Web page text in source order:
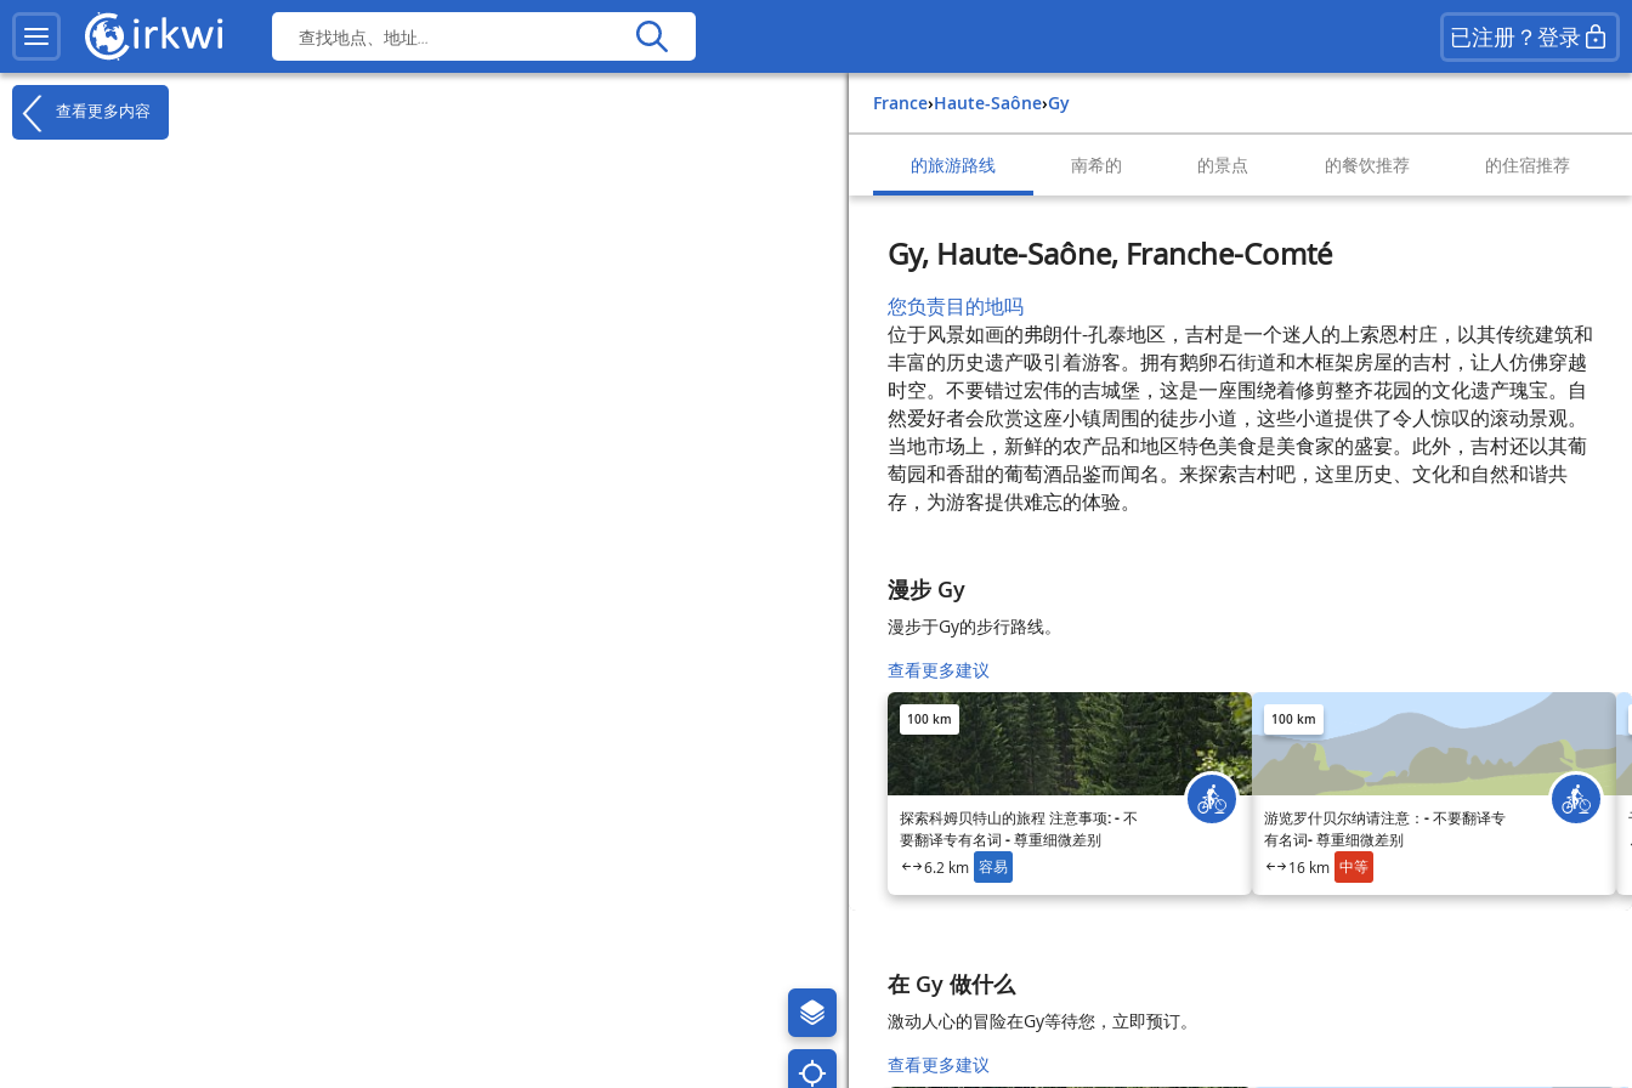
已注册？登录
查看更多内容 France› Haute-Saône› Gy
的旅游路线 南希的 的景点 的餐饮推荐 的住宿推荐
Gy, Haute-Saône, Franche-Comté
您负责目的地吗
位于风景如画的弗朗什-孔泰地区，吉村是一个迷人的上索恩村庄，以其传统建筑和
丰富的历史遗产吸引着游客。拥有鹅卵石街道和木框架房屋的吉村，让人仿佛穿越
时空。不要错过宏伟的吉城堡，这是一座围绕着修剪整齐花园的文化遗产瑰宝。自
然爱好者会欣赏这座小镇周围的徒步小道，这些小道提供了令人惊叹的滚动景观。
当地市场上，新鲜的农产品和地区特色美食是美食家的盛宴。此外，吉村还以其葡
萄园和香甜的葡萄酒品鉴而闻名。来探索吉村吧，这里历史、文化和自然和谐共
存，为游客提供难忘的体验。
漫步 Gy
漫步于Gy的步行路线。
查看更多建议
100 km
探索科姆贝特山的旅程 注意事项: - 不
要翻译专有名词 - 尊重细微差别
6.2 km 容易
100 km
游览罗什贝尔纳请注意：- 不要翻译专
有名词- 尊重细微差别
16 km 中等
在 Gy 做什么
激动人心的冒险在Gy等待您，立即预订。
查看更多建议